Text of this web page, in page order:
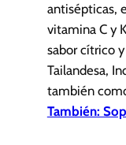
antisépticas,
vitamina C y
sabor cítrico
Tailandesa,
también
También: